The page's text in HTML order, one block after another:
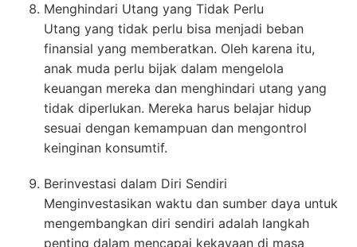
Menghindari Utang yang Tidak Perlu
Utang yang tidak perlu bisa menjadi beban
finansial yang memberatkan. Oleh karena itu,
anak muda perlu bijak dalam mengelola
keuangan mereka dan menghindari utang yang
tidak diperlukan. Mereka harus belajar hidup
sesuai dengan kemampuan dan mengontrol
keinginan konsumtif.
Berinvestasi dalam Diri Sendiri
Menginvestasikan waktu dan sumber daya untuk
mengembangkan diri sendiri adalah langkah
penting dalam mencapai kekayaan di masa